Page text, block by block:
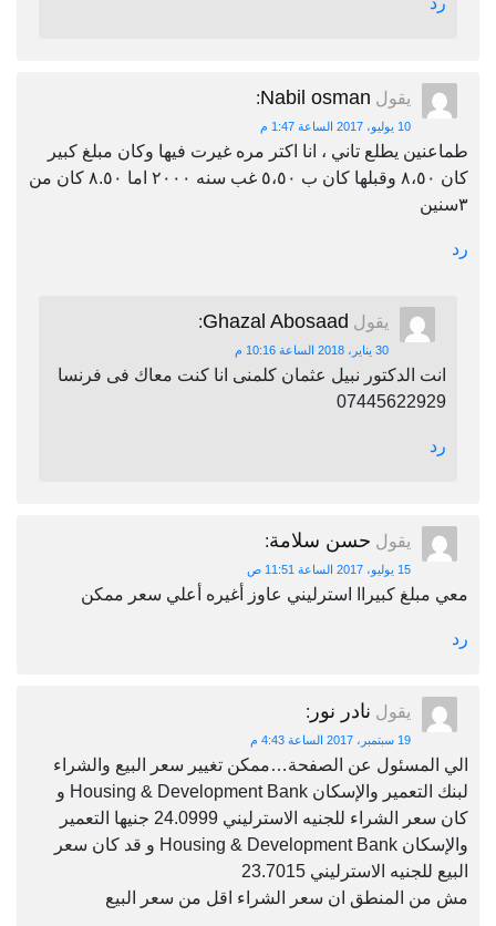
يقول Nabil osman
:
10 يوليو، 2017 الساعة 1:47 م
طماعنين يطلع تاني ، انا اكتر مره غيرت فيها وكان مبلغ كبير
كان ٨،٥٠ وقبلها كان ب ٥،٥٠ غب سنه ٢٠٠٠ اما ٨.٥٠ كان من
٣سنين
رد
يقول Ghazal Abosaad
:
30 يناير، 2018 الساعة 10:16 م
انت الدكتور نبيل عثمان كلمنى انا كنت معاك فى فرنسا
07445622929
رد
يقول حسن سلامة:
15 يوليو، 2017 الساعة 11:51 ص
معي مبلغ كبيراا استرليني عاوز أغيره أعلي سعر ممكن
رد
يقول نادر نور :
19 سبتمبر، 2017 الساعة 4:43 م
الي المسئول عن الصفحة…ممكن تغيير سعر البيع والشراء
لبنك التعمير والإسكان Housing & Development Bank و
كان سعر الشراء للجنيه الاسترليني 24.0999 جنيها التعمير
والإسكان Housing & Development Bank و قد كان سعر
البيع للجنيه الاسترليني 23.7015
مش من المنطق ان سعر الشراء اقل من سعر البيع